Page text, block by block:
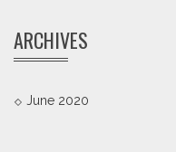
ARCHIVES
June 2020